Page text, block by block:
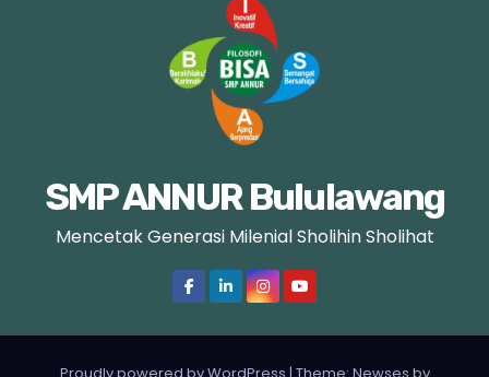
SMP ANNUR Bululawang
Mencetak Generasi Milenial Sholihin Sholihat